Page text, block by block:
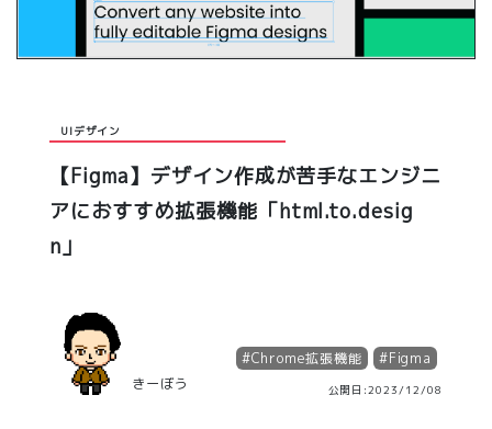
UIデザイン
【Figma】デザイン作成が苦手なエンジニ
アにおすすめ拡張機能「html.to.desig
n」
きーぼう
#Chrome拡張機能 #Figma
公開日:2023/12/08